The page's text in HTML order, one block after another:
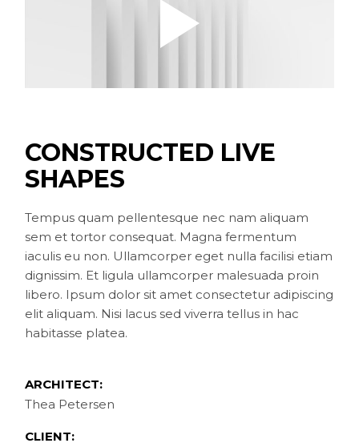
CONSTRUCTED LIVE
SHAPES
Tempus quam pellentesque nec nam aliquam
sem et tortor consequat. Magna fermentum
iaculis eu non. Ullamcorper eget nulla facilisi etiam
dignissim. Et ligula ullamcorper malesuada proin
libero. Ipsum dolor sit amet consectetur adipiscing
elit aliquam. Nisi lacus sed viverra tellus in hac
habitasse platea.
ARCHITECT:
Thea Petersen
CLIENT: